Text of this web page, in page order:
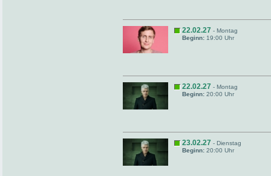
22.02.27 - Montag
Beginn: 19:00 Uhr
22.02.27 - Montag
Beginn: 20:00 Uhr
23.02.27 - Dienstag
Beginn: 20:00 Uhr